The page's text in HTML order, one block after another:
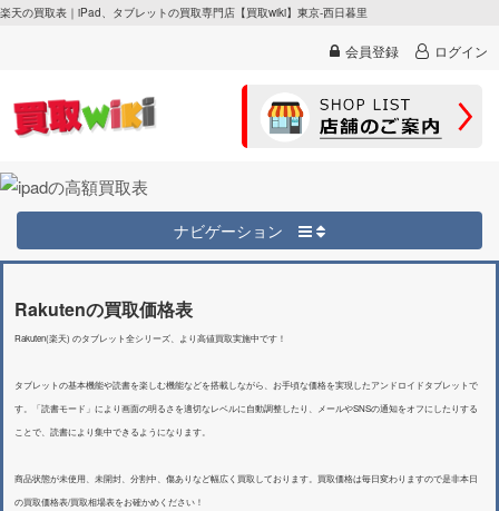
楽天の買取表｜iPad、タブレットの買取専門店【買取wiki】東京-西日暮里
会員登録 ログイン
ナビゲーション
Rakutenの買取価格表
Rakuten(楽天) のタブレット全シリーズ、より高値買取実施中です！
タブレットの基本機能や読書を楽しむ機能などを搭載しながら、お手頃な価格を実現したアンドロイドタブレットで
す。「読書モード」により画面の明るさを適切なレベルに自動調整したり、メールやSNSの通知をオフにしたりする
ことで、読書により集中できるようになります。
商品状態が未使用、未開封、分割中、傷ありなど幅広く買取しております。買取価格は毎日変わりますので是非本日
の買取価格表/買取相場表をお確かめください！